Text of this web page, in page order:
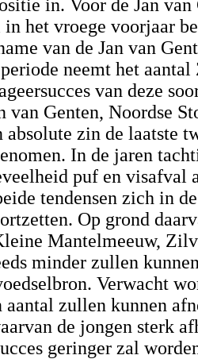
in. Voor de Jan
in het vroege voorjaar
van de Jan van
neemt het
van deze
van Genten, Noordse
zin de laatste
In de jaren
puf en visafval
tendensen zich in
Op grond
Mantelmeeuw,
minder zullen
Verwacht
aantal zullen kunnen
de jongen sterk
geringer zal